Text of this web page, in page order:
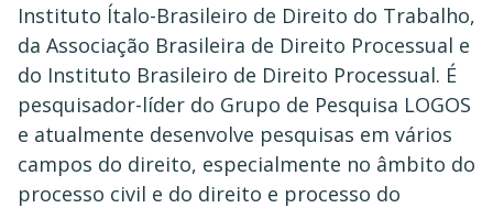
Instituto Ítalo-Brasileiro de Direito do Trabalho,
da Associação Brasileira de Direito Processual e
do Instituto Brasileiro de Direito Processual. É
pesquisador-líder do Grupo de Pesquisa LOGOS
e atualmente desenvolve pesquisas em vários
campos do direito, especialmente no âmbito do
processo civil e do direito e processo do